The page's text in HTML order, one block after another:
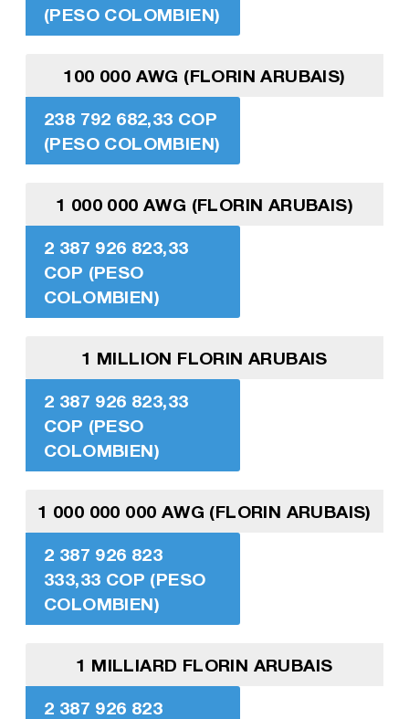
(PESO COLOMBIEN)
100 000 AWG (FLORIN ARUBAIS)
238 792 682,33 COP
(PESO COLOMBIEN)
1 000 000 AWG (FLORIN ARUBAIS)
2 387 926 823,33
COP (PESO
COLOMBIEN)
1 MILLION FLORIN ARUBAIS
2 387 926 823,33
COP (PESO
COLOMBIEN)
1 000 000 000 AWG (FLORIN ARUBAIS)
2 387 926 823
333,33 COP (PESO
COLOMBIEN)
1 MILLIARD FLORIN ARUBAIS
2 387 926 823